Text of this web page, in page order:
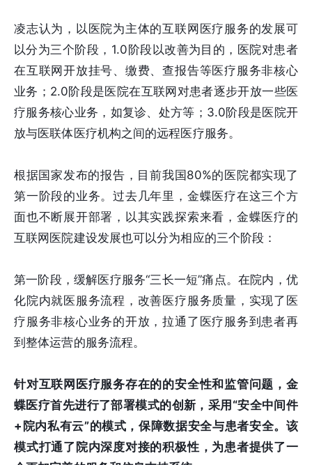
凌志认为，以医院为主体的互联网医疗服务的发展可
以分为三个阶段，1.0阶段以改善为目的，医院对患者
在互联网开放挂号、缴费、查报告等医疗服务非核心
业务；2.0阶段是医院在互联网对患者逐步开放一些医
疗服务核心业务，如复诊、处方等；3.0阶段是医院开
放与医联体医疗机构之间的远程医疗服务。
根据国家发布的报告，目前我国80%的医院都实现了
第一阶段的业务。过去几年里，金蝶医疗在这三个方
面也不断展开部署，以其实践探索来看，金蝶医疗的
互联网医院建设发展也可以分为相应的三个阶段：
第一阶段，缓解医疗服务“三长一短”痛点。在院内，优
化院内就医服务流程，改善医疗服务质量，实现了医
疗服务非核心业务的开放，拉通了医疗服务到患者再
到整体运营的服务流程。
针对互联网医疗服务存在的的安全性和监管问题，金
蝶医疗首先进行了部署模式的创新，采用“安全中间件
+院内私有云”的模式，保障数据安全与患者安全。该
模式打通了院内深度对接的积极性，为患者提供了一